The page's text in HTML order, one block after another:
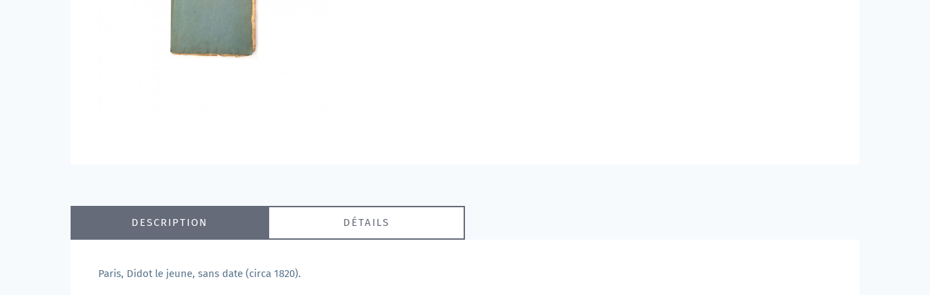
DESCRIPTION DÉTAILS
Paris, Didot le jeune, sans date (circa 1820).